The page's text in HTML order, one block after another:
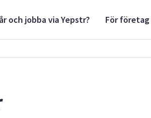
och jobba via Yepstr? För företag